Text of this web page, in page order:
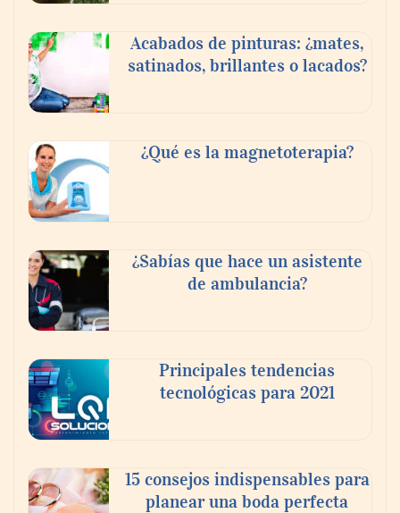
Los estudiantes que cambian a Preply
mejoran su motivación, fluidez y logro de
objetivos, según un estudio
modelo de colaboración para reforzar la
capacidad técnica de los ayuntamientos
Acabados de pinturas: ¿mates,
satinados, brillantes o lacados?
¿Qué es la magnetoterapia?
¿Sabías que hace un asistente
de ambulancia?
Principales tendencias
tecnológicas para 2021
15 consejos indispensables para
planear una boda perfecta